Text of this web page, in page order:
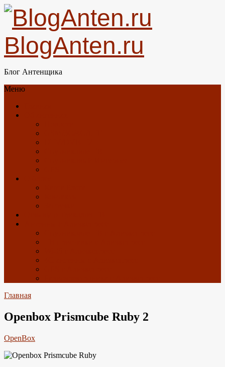
BlogAnten.ru
Блог Антенщика
Меню
Главная
Openbox Prismcube Ruby 2
OpenBox